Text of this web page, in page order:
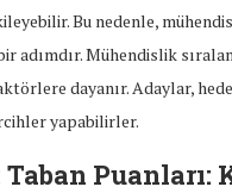
Bu nedenle,
adımdır. Mühendislik
dayanır. Adaylar,
yapabilirler.
Puanları: